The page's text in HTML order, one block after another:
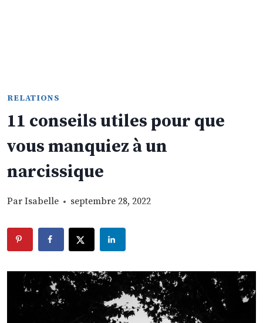
RELATIONS
11 conseils utiles pour que
vous manquiez à un
narcissique
Par Isabelle septembre 28, 2022